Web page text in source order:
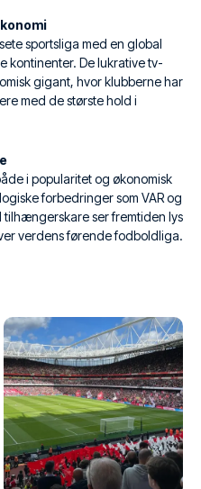
sportsliga med en global
kontinenter. De lukrative tv-
gigant, hvor klubberne har
med de største hold i
i popularitet og økonomisk
forbedringer som VAR og
ser fremtiden lys
verdens førende fodboldliga.